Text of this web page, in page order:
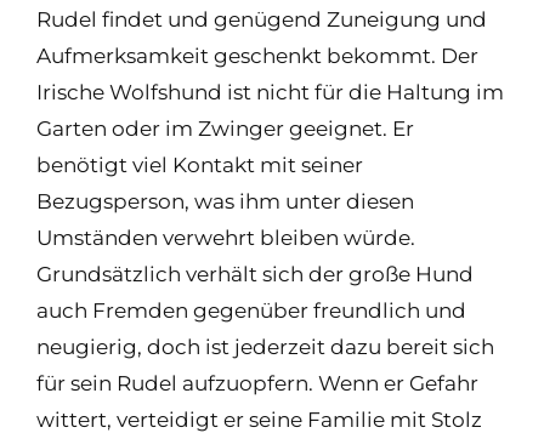
Rudel findet und genügend Zuneigung und
Aufmerksamkeit geschenkt bekommt. Der
Irische Wolfshund ist nicht für die Haltung im
Garten oder im Zwinger geeignet. Er
benötigt viel Kontakt mit seiner
Bezugsperson, was ihm unter diesen
Umständen verwehrt bleiben würde.
Grundsätzlich verhält sich der große Hund
auch Fremden gegenüber freundlich und
neugierig, doch ist jederzeit dazu bereit sich
für sein Rudel aufzuopfern. Wenn er Gefahr
wittert, verteidigt er seine Familie mit Stolz